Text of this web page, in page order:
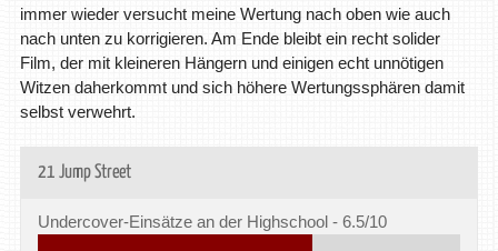
immer wieder versucht meine Wertung nach oben wie auch
nach unten zu korrigieren. Am Ende bleibt ein recht solider
Film, der mit kleineren Hängern und einigen echt unnötigen
Witzen daherkommt und sich höhere Wertungssphären damit
selbst verwehrt.
21 Jump Street
Undercover-Einsätze an der Highschool - 6.5/10